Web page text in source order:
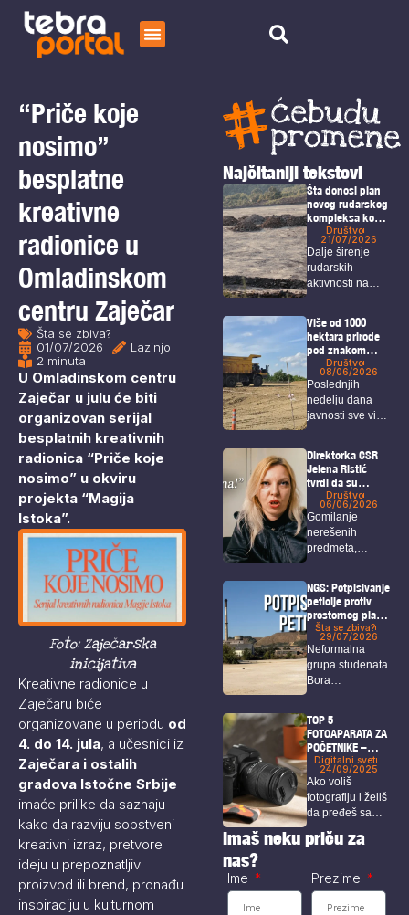
O nama
“Priče koje
nosimo”
besplatne
kreativne
radionice u
Omladinskom
centru Zaječar
Šta se zbiva?
01/07/2026
Lazinjo
2 minuta
U Omladinskom centru
Zaječar u julu će biti
organizovan serijal
besplatnih kreativnih
radionica “Priče koje
nosimo” u okviru
projekta “Magija
Istoka”.
Foto: Zaječarska
inicijativa
Kreativne radionice u
Zaječaru biće
organizovane u periodu od
4. do 14. jula, a učesnici iz
Zaječara i ostalih
gradova Istočne Srbije
imaće prilike da saznaju
kako da razviju sopstveni
kreativni izraz, pretvore
ideju u prepoznatljiv
proizvod ili brend, pronađu
inspiraciju u kulturnom
Najčitaniji tekstovi
Šta donosi plan
novog rudarskog
kompleksa kod
Bora i Zaječara?
Društvo
21/07/2026
Dalje širenje
rudarskih
aktivnosti na
intenzivno...
Više od 1000
hektara prirode
pod znakom
pitanja: U planu
je izgradnja
velikog
rudarskog
kompleksa u
Društvo
08/06/2026
Poslednjih
nedelju dana
javnosti sve više
Direktorka CSR
Jelena Ristić
tvrdi da su
navodi o čekanju
rešenja za isplatu
neistiniti –
Održan protest
ispred CSR
Društvo
06/06/2026
Gomilanje
nerešenih
predmeta,
za porodilje,
onkološke
bolesnike...
NGS: Potpisivanje
peticije protiv
prostornog plana
i u Boru!
Šta se zbiva?
29/07/2026
Neformalna
grupa studenata
Bora
nazivom...
TOP 5
FOTOAPARATA ZA
POČETNIKE –
vodič
Digitalni svet
24/09/2025
Ako voliš
fotografiju i želiš
da pređeš sa
telefona...
Imaš neku priču za
nas?
Ime Prezime